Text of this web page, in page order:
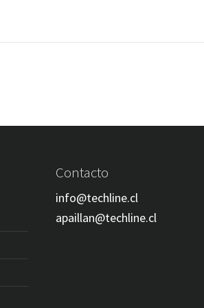
Contacto
info@techline.cl
apaillan@techline.cl